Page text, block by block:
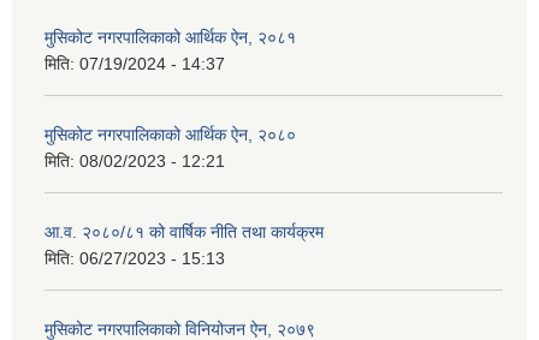
मुसिकोट नगरपालिकाको आर्थिक ऐन, २०८१
मिति: 07/19/2024 - 14:37
मुसिकोट नगरपालिकाको आर्थिक ऐन, २०८०
मिति: 08/02/2023 - 12:21
आ.व. २०८०/८१ को वार्षिक नीति तथा कार्यक्रम
मिति: 06/27/2023 - 15:13
मुसिकोट नगरपालिकाको विनियोजन ऐन, २०७९